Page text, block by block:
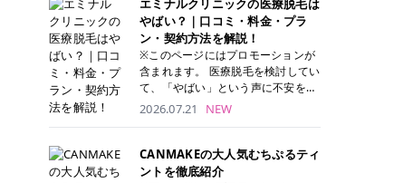
ンケアアイテムとして幅広い世代に
愛用されています。 トナーパッドの
特徴 トナーパッドと拭き取り化粧水
の違い 「トナーパッド」と「拭き取
り化粧水」はどちらも洗顔後に使用
するスキンケアアイテムですが、使
い方や特徴に違いがあります。 トナ
ーパッドは、化粧水があらかじめパ
ッドに含まれているため、コットン
を用意する手間がなく、忙しい朝で
もサッと使えるのが魅力です。 ま
ね。 この記事では、医療脱毛の基本
から、東京で特に通いやすいフレイ
アクリニック・レジーナクリニッ
ク・エミナルクリニック・リゼクリ
ニックの4院について、分かりやす
リニックを見つけて、面倒な自己処
理から卒業しちゃいましょう♪ クリ
ニック 全身＋VIO 全身＋VIO＋顔 特
徴 脱毛器 詳細 フレイアクリニック
エミナルクリニックの医療脱毛は
やばい？｜口コミ・料金・プラ
ン・契約方法を解説！
※このページにはプロモーションが
含まれます。 医療脱毛を検討してい
て、「やばい」という声に不安を抱
える方も多いのではないでしょう
体系をはじめ、学生や友人同士でお
得になる割引キャンペーン、無料カ
2026.07.21 NEW
CANMAKEの大人気むちぷるティ
ントを徹底紹介